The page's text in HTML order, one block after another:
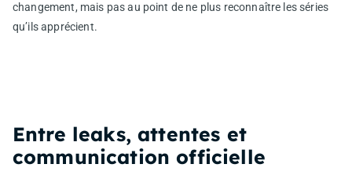
changement, mais pas au point de ne plus reconnaître les séries
qu’ils apprécient.
Entre leaks, attentes et
communication officielle